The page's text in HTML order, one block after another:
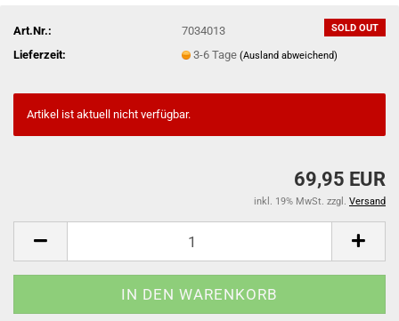
SOLD OUT
Art.Nr.:
7034013
Lieferzeit:
3-6 Tage(Ausland abweichend)
Artikel ist aktuell nicht verfügbar.
69,95 EUR
inkl. 19% MwSt. zzgl. Versand